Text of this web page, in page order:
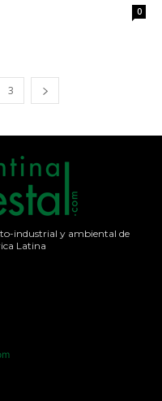
0
3
industrial y ambiental de
Latina